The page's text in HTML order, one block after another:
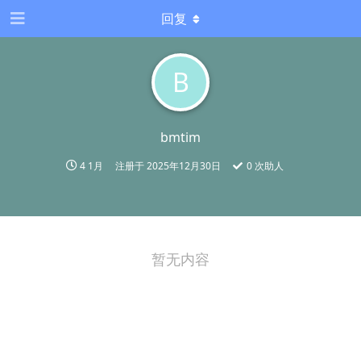
B
bmtim
4 1月 注册于2025年12月30日 0次助人
回复
暂无内容